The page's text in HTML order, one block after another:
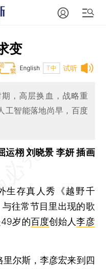
变
试听
T中
English
，高层换血，战略重
工智能落地尚早，百度
栩 刘晓景 李妍 插画
存真人秀《越野千
往常节目里出现的歌
岁的百度创始人李彦
尔斯，李彦宏来到四